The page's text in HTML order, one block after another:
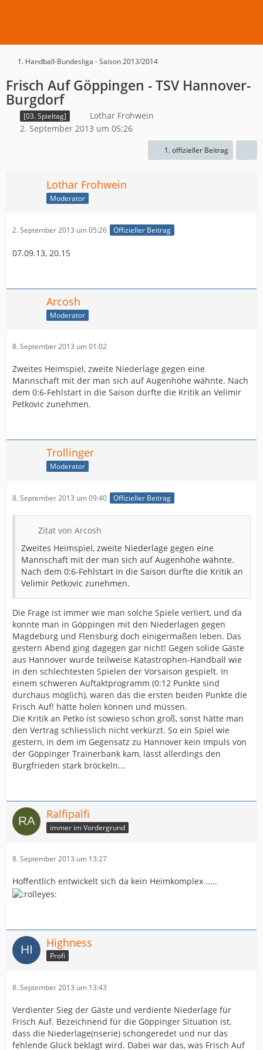
1. Handball-Bundesliga - Saison 2013/2014
Frisch Auf Göppingen - TSV Hannover-
Burgdorf
[03. Spieltag]
Lothar Frohwein
2. September 2013 um 05:26
1. offizieller Beitrag
Lothar Frohwein
Moderator
2. September 2013 um 05:26 Offizieller Beitrag
07.09.13, 20.15
Arcosh
Moderator
8. September 2013 um 01:02
Zweites Heimspiel, zweite Niederlage gegen eine
Mannschaft mit der man sich auf Augenhöhe wähnte. Nach
dem 0:6-Fehlstart in die Saison dürfte die Kritik an Velimir
Petkovic zunehmen.
Trollinger
Moderator
8. September 2013 um 09:40 Offizieller Beitrag
Zitat von Arcosh
Zweites Heimspiel, zweite Niederlage gegen eine
Mannschaft mit der man sich auf Augenhöhe wähnte.
Nach dem 0:6-Fehlstart in die Saison dürfte die Kritik an
Velimir Petkovic zunehmen.
Die Frage ist immer wie man solche Spiele verliert, und da
konnte man in Göppingen mit den Niederlagen gegen
Magdeburg und Flensburg doch einigermaßen leben. Das
gestern Abend ging dagegen gar nicht! Gegen solide Gäste
aus Hannover wurde teilweise Katastrophen-Handball wie
in den schlechtesten Spielen der Vorsaison gespielt. In
einem schweren Auftaktprogramm (0:12 Punkte sind
durchaus möglich), waren das die ersten beiden Punkte die
Frisch Auf! hätte holen können und müssen.
Die Kritik an Petko ist sowieso schon groß, sonst hätte man
den Vertrag schliesslich nicht verkürzt. So ein Spiel wie
gestern, in dem im Gegensatz zu Hannover kein Impuls von
der Göppinger Trainerbank kam, lässt allerdings den
Burgfrieden stark bröckeln...
Ralfipalfi
immer im Vordergrund
8. September 2013 um 13:27
Hoffentlich entwickelt sich da kein Heimkomplex .....
Highness
Profi
8. September 2013 um 13:43
Verdienter Sieg der Gäste und verdiente Niederlage für
Frisch Auf. Bezeichnend für die Göppinger Situation ist,
dass die Niederlage(nserie) schöngeredet und nur das
fehlende Glück beklagt wird. Dabei war das, was Frisch Auf